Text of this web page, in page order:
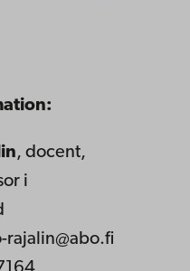
, docent,
i
rajalin@abo.fi